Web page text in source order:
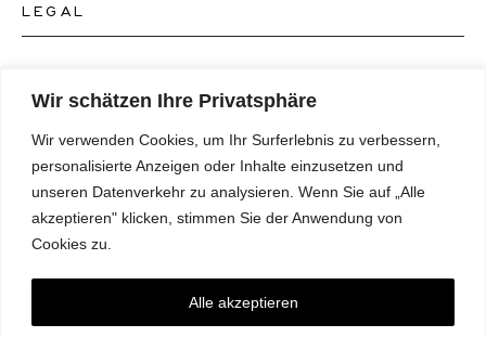
Wir schätzen Ihre Privatsphäre
Wir verwenden Cookies, um Ihr Surferlebnis zu verbessern,
personalisierte Anzeigen oder Inhalte einzusetzen und
unseren Datenverkehr zu analysieren. Wenn Sie auf „Alle
akzeptieren" klicken, stimmen Sie der Anwendung von
Cookies zu.
Alle akzeptieren
Über uns
Magazin
Presse
LEGAL
Datenschutzrichtlinie
Impressum
Barrierefreiheitserklärung
Einwilligungspräferenzen
Instagram
Facebook
SPRACHE
Deutsch
English
NEWSLETTER